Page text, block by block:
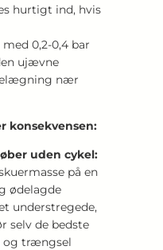
hurtigt ind, hvis
0,2-0,4 bar
ujævne
nær
konsekvensen:
uden cykel:
på en
ødelagde
understregede,
selv de bedste
og trængsel